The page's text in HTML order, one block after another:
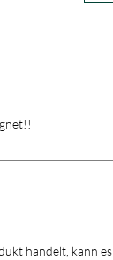
handelt, kann es